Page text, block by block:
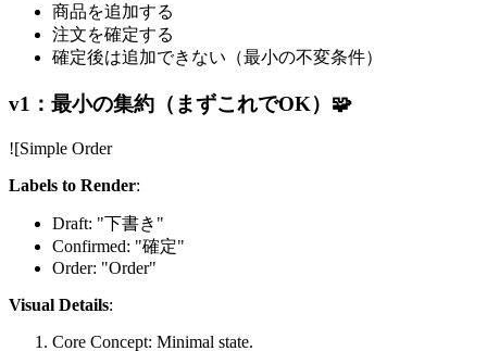
商品を追加する
注文を確定する
確定後は追加できない（最小の不変条件）
v1：最小の集約（まずこれでOK）🧩
![Simple Order
Labels to Render:
Draft: "下書き"
Confirmed: "確定"
Order: "Order"
Visual Details:
Core Concept: Minimal state.